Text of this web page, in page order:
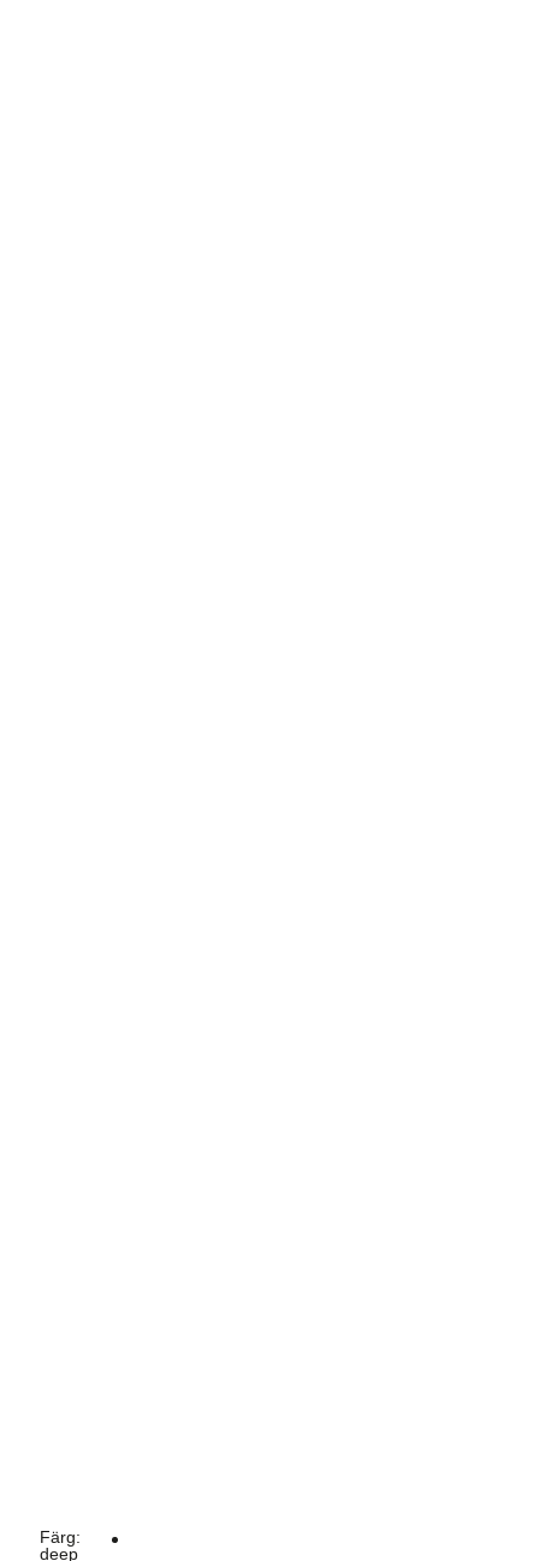
Färg:
deep